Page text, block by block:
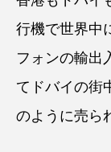
行機で世界中
フォンの輸出
てドバイの街
のように売ら